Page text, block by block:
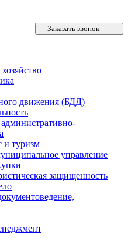
Заказать звонок
движения (БДД)
и туризм
управление
защищенность